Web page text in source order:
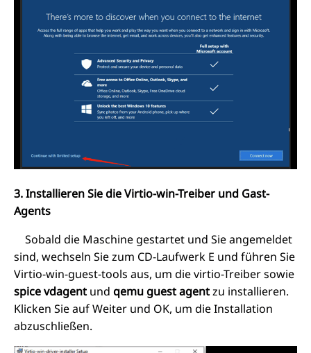
3. Installieren Sie die Virtio-win-Treiber und Gast-
Agents
Sobald die Maschine gestartet und Sie angemeldet
sind, wechseln Sie zum CD-Laufwerk E und führen Sie
Virtio-win-guest-tools aus, um die virtio-Treiber sowie
spice vdagent und qemu guest agentzu installieren.
Klicken Sie auf Weiter und OK, um die Installation
abzuschließen.